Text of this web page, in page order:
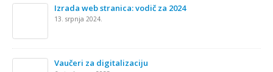
Izrada web stranica: vodič za 2024
13. srpnja 2024.
Vaučeri za digitalizaciju